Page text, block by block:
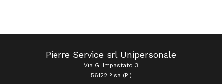
Pierre Service srl Unipersonale
Via G. Impastato 3
56122 Pisa (PI)